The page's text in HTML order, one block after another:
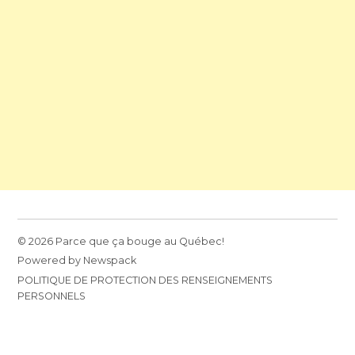
© 2026 Parce que ça bouge au Québec!
Powered by Newspack
POLITIQUE DE PROTECTION DES RENSEIGNEMENTS
PERSONNELS